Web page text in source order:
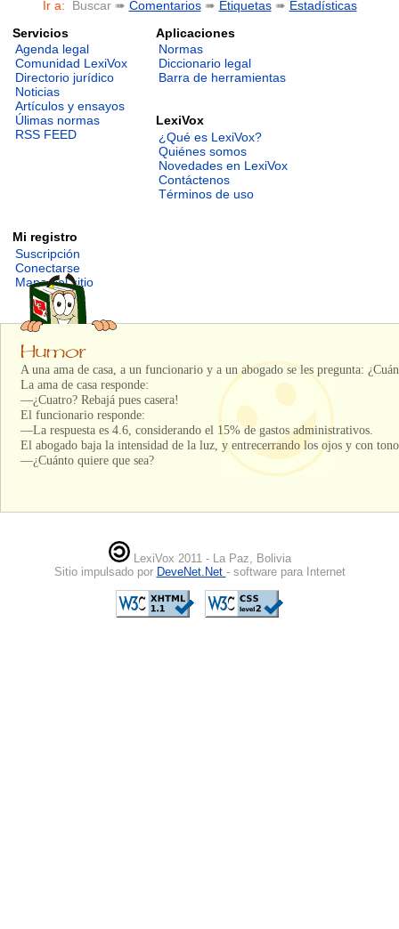
Ir a: Buscar ➠ Comentarios➠ Etiquetas➠ Estadísticas
Servicios
Agenda legal
Comunidad LexiVox
Directorio jurídico
Noticias
Artículos y ensayos
Úlimas normas
RSS FEED
Aplicaciones
Normas
Diccionario legal
Barra de herramientas
LexiVox
¿Qué es LexiVox?
Quiénes somos
Novedades en LexiVox
Contáctenos
Términos de uso
Mi registro
Suscripción
Conectarse
Mapa del sitio
A una ama de casa, a un funcionario y a un abogado se les pregunta:
La ama de casa responde:
—¿Cuatro? Rebajá pues casera!
El funcionario responde:
—La respuesta es 4.6, considerando el 15% de gastos administrativos.
El abogado baja la intensidad de la luz, y entrecerrando los ojos y con tono
—¿Cuánto quiere que sea?
LexiVox 2011 - La Paz, Bolivia
Sitio impulsado por DeveNet.Net - software para Internet